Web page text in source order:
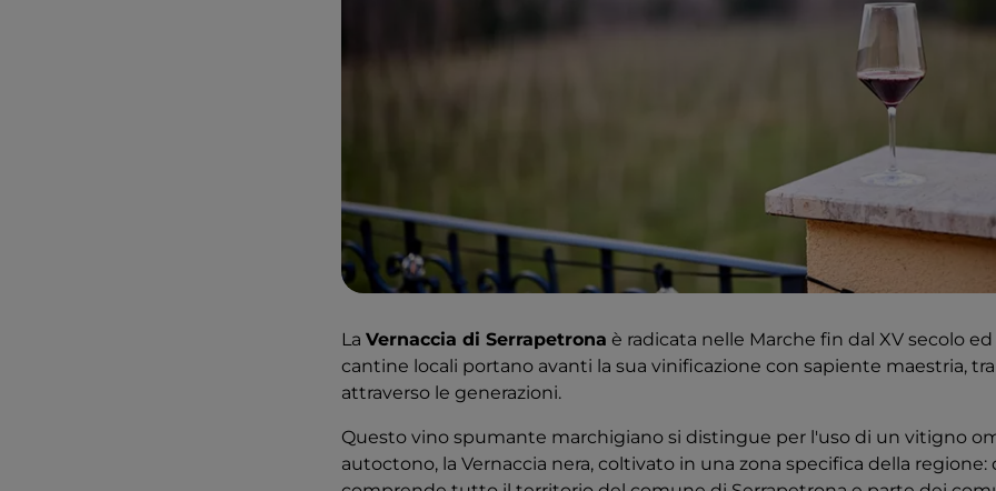
La Vernaccia di Serrapetrona è radicata nelle Marche fin dal XV secolo
cantine locali portano avanti la sua vinificazione con sapiente maestria,
attraverso le generazioni.
Questo vino spumante marchigiano si distingue per l'uso di un vitigno
autoctono, la Vernaccia nera, coltivato in una zona specifica della regione: